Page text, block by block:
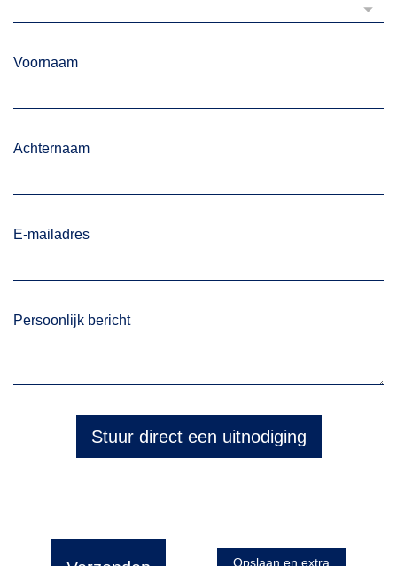
Voornaam
Achternaam
E-mailadres
Persoonlijk bericht
Stuur direct een uitnodiging
Opslaan en extra